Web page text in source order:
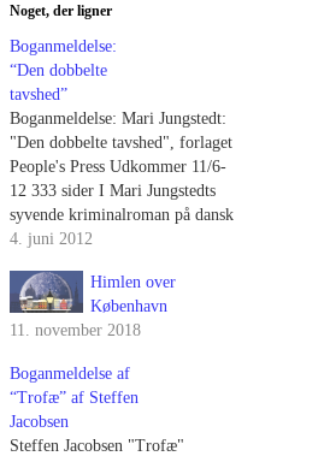
Noget, der ligner
Boganmeldelse:
“Den dobbelte
tavshed”
Boganmeldelse: Mari Jungstedt:
"Den dobbelte tavshed", forlaget
People's Press Udkommer 11/6-
12 333 sider I Mari Jungstedts
syvende kriminalroman på dansk
er hemmeligheder hovedtemaet.
barndommen kan gøre ved
mennesker. En gruppe naboer,
som også er meget gode venner
sammen, er…
4. juni 2012
Himlen over
København
11. november 2018
Boganmeldelse af
“Trofæ” af Steffen
Jacobsen
Steffen Jacobsen "Trofæ"